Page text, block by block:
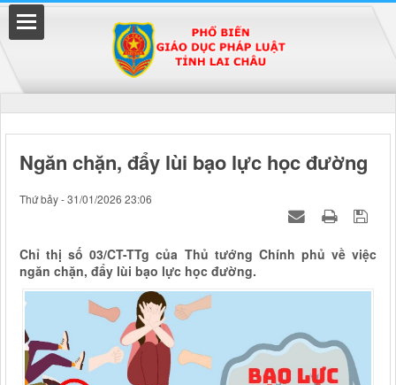
Ngăn chặn, đẩy lùi bạo lực học đường
Thứ bảy - 31/01/2026 23:06
Chỉ thị số 03/CT-TTg của Thủ tướng Chính phủ về việc
ngăn chặn, đẩy lùi bạo lực học đường.
Đã kết nối EMC